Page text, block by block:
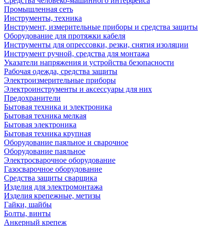
Промышленная сеть
Инструменты, техника
Инструмент, измерительные приборы и средства защиты
Оборудование для протяжки кабеля
Инструменты для опрессовки, резки, снятия изоляции
Инструмент ручной, средства для монтажа
Указатели напряжения и устройства безопасности
Рабочая одежда, средства защиты
Электроизмерительные приборы
Электроинструменты и аксессуары для них
Предохранители
Бытовая техника и электроника
Бытовая техника мелкая
Бытовая электроника
Бытовая техника крупная
Оборудование паяльное и сварочное
Оборудование паяльное
Электросварочное оборудование
Газосварочное оборудование
Средства защиты сварщика
Изделия для электромонтажа
Изделия крепежные, метизы
Гайки, шайбы
Болты, винты
Анкерный крепеж